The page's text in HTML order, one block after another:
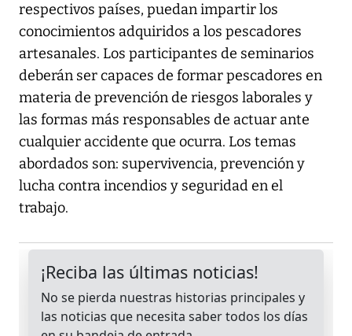
respectivos países, puedan impartir los
conocimientos adquiridos a los pescadores
artesanales. Los participantes de seminarios
deberán ser capaces de formar pescadores en
materia de prevención de riesgos laborales y
las formas más responsables de actuar ante
cualquier accidente que ocurra. Los temas
abordados son: supervivencia, prevención y
lucha contra incendios y seguridad en el
trabajo.